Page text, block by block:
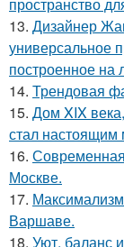
13. Дизайнер
универсальное
построенное на
14. Трендовая
15. Дом XIX
стал
16.
Москве.
17.
Варшаве.
18. Уют, баланс